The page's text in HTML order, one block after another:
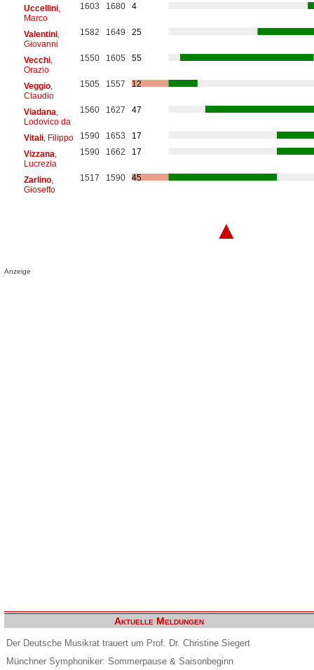
Uccellini,
Marco
1603 1680 4
Valentini,
Giovanni
1582 1649 25
Vecchi,
Orazio
1550 1605 55
Veggio,
Claudio
1505 1557 12
Viadana
Lodovico da
1560 1627 47
Vitali, Filippo 1590 1653
17
Vizzana
Lucrezia
1590 1662 17
Zarlino,
Gioseffo
1517 1590 45
▲
Anzeige
Aktuelle Meldungen
Der Deutsche Musikrat trauert um Prof. Dr. Christine Siegert
Münchner Symphoniker: Sommerpause & Saisonbeginn